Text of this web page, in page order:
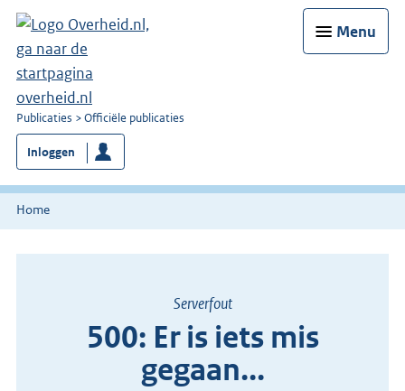
Menu
U
bent
nu
hier:
Publicaties Officiële publicaties
Inloggen
Home
500: Er is iets mis
gegaan...
Serverfout